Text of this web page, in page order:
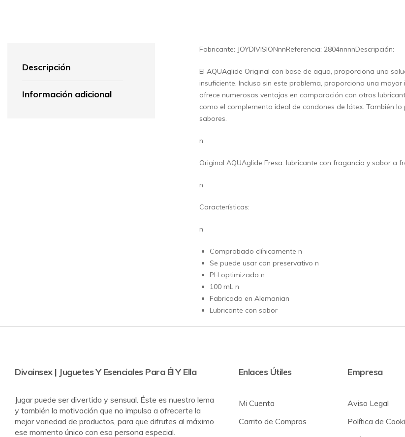
Descripción
Información adicional
Fabricante: JOYDIVISIONnnReferencia: 2804nnnnDescripción:
El AQUAglide Original con base de agua, proporciona una
insuficiente. Incluso sin este problema, proporciona una
ofrece numerosas ventajas en comparación con otros
como el complemento ideal de condones de látex. También
sabores.
n
Original AQUAglide Fresa: lubricante con fragancia y sabor a
n
Características:
n
Comprobado clínicamente n
Se puede usar con preservativo n
PH optimizado n
100 mL n
Fabricado en Alemanian
Lubricante con sabor
Divainsex | Juguetes Y Esenciales Para Él Y Ella
Jugar puede ser divertido y sensual. Éste es nuestro lema
y también la motivación que no impulsa a ofrecerte la
mejor variedad de productos, para que difrutes al máximo
ese momento único con esa persona especial.
Enlaces Útiles
Mi Cuenta
Carrito de Compras
Empresa
Aviso Legal
Política de